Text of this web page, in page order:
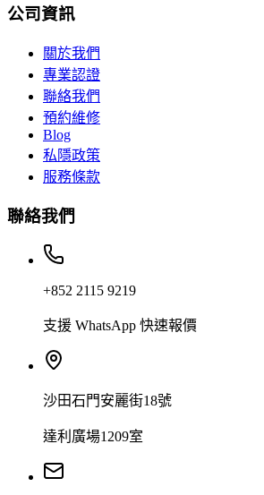
公司資訊
關於我們
專業認證
聯絡我們
預約維修
Blog
私隱政策
服務條款
聯絡我們
+852 2115 9219
支援 WhatsApp 快速報價
沙田石門安麗街18號
達利廣場1209室